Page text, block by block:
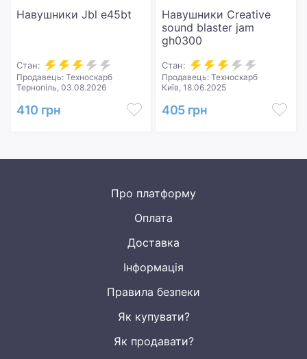
Навушники Jbl e45bt
Стан:
Продавець: Техноскарб
Тернопіль, 03.08.2026
410 грн
Навушники Creative
sound blaster jam
gh0300
Стан:
Продавець: Техноскарб
Київ, 18.06.2025
405 грн
Про платформу
Оплата
Доставка
Інформація
Правила безпеки
Як купувати?
Як продавати?